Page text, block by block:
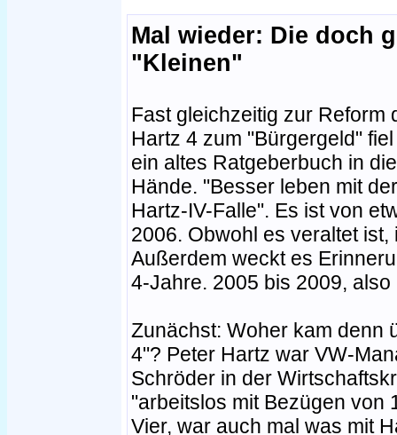
Mal wieder: Die doch
"Kleinen"
Fast gleichzeitig zur Reform
Hartz 4 zum "Bürgergeld"
ein altes Ratgeberbuch in die
Hände. "Besser leben mit der
Hartz-IV-Falle". Es ist von
2006. Obwohl es veraltet
Außerdem weckt es
4-Jahre. 2005 bis 2009,
Zunächst: Woher kam denn
4"? Peter Hartz war VW-
Schröder in der
"arbeitslos mit Bezügen von
Vier, war auch mal was mit